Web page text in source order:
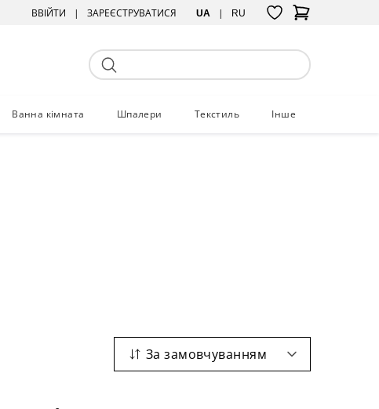
ВВІЙТИ ЗАРЕЄСТРУВАТИСЯ UA RU
Ванна кімната Шпалери Текстиль Інше
За замовчуванням